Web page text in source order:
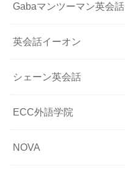
Gabaマンツーマン英会話
英会話イーオン
シェーン英会話
ECC外語学院
NOVA